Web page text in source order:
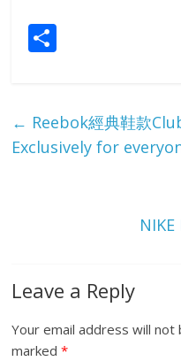
e
← Reebok經典鞋款
Exclusively for
NIKE
Leave a Reply
Your email address will not
marked*